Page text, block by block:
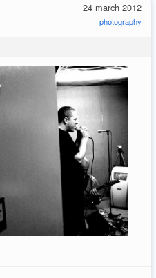
24 march 2012
photography